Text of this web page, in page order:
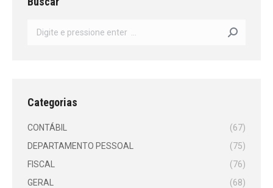
Categorias
CONTÁBIL
(67)
DEPARTAMENTO PESSOAL
(75)
FISCAL
(76)
GERAL
(68)